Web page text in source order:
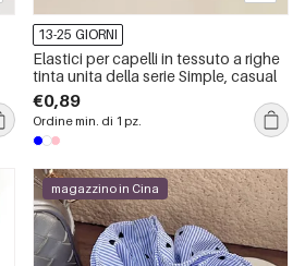
13-25 GIORNI
Elastici per capelli in tessuto a righe
tinta unita della serie Simple, casual
€0,89
Ordine min. di 1 pz.
magazzino in Cina